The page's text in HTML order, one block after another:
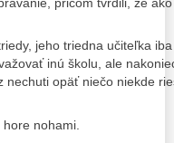
pričom tvrdili, že
jeho triedna učiteľka
inú školu, ale
nechuti opäť niečo niekde
nohami.